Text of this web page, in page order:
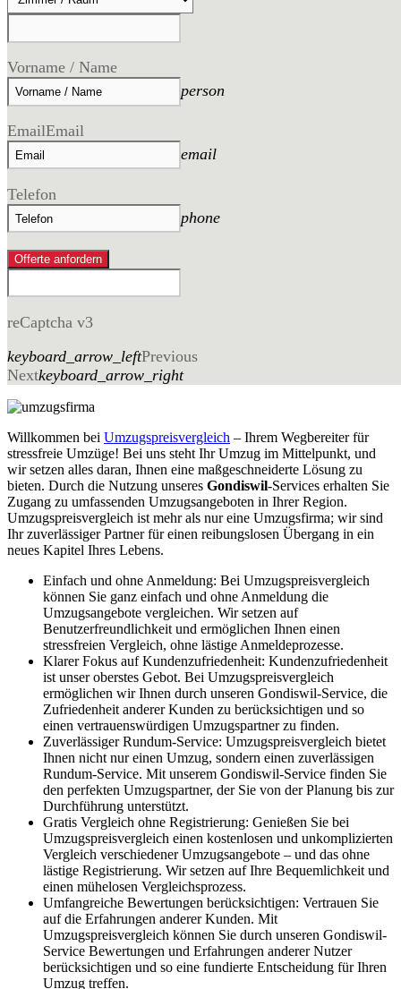
Vorname / Name
person
EmailEmail
email
Telefon
phone
Offerte anfordern
reCaptcha v3
keyboard_arrow_leftPrevious
Nextkeyboard_arrow_right
Willkommen bei Umzugspreisvergleich – Ihrem Wegbereiter für
stressfreie Umzüge! Bei uns steht Ihr Umzug im Mittelpunkt, und
wir setzen alles daran, Ihnen eine maßgeschneiderte Lösung zu
bieten. Durch die Nutzung unseres Gondiswil-Services erhalten Sie
Zugang zu umfassenden Umzugsangeboten in Ihrer Region.
Umzugspreisvergleich ist mehr als nur eine Umzugsfirma; wir sind
Ihr zuverlässiger Partner für einen reibungslosen Übergang in ein
neues Kapitel Ihres Lebens.
Einfach und ohne Anmeldung: Bei Umzugspreisvergleich
können Sie ganz einfach und ohne Anmeldung die
Umzugsangebote vergleichen. Wir setzen auf
Benutzerfreundlichkeit und ermöglichen Ihnen einen
stressfreien Vergleich, ohne lästige Anmeldeprozesse.
Klarer Fokus auf Kundenzufriedenheit: Kundenzufriedenheit
ist unser oberstes Gebot. Bei Umzugspreisvergleich
ermöglichen wir Ihnen durch unseren Gondiswil-Service, die
Zufriedenheit anderer Kunden zu berücksichtigen und so
einen vertrauenswürdigen Umzugspartner zu finden.
Zuverlässiger Rundum-Service: Umzugspreisvergleich bietet
Ihnen nicht nur einen Umzug, sondern einen zuverlässigen
Rundum-Service. Mit unserem Gondiswil-Service finden Sie
den perfekten Umzugspartner, der Sie von der Planung bis zur
Durchführung unterstützt.
Gratis Vergleich ohne Registrierung: Genießen Sie bei
Umzugspreisvergleich einen kostenlosen und unkomplizierten
Vergleich verschiedener Umzugsangebote – und das ohne
lästige Registrierung. Wir setzen auf Ihre Bequemlichkeit und
einen mühelosen Vergleichsprozess.
Umfangreiche Bewertungen berücksichtigen: Vertrauen Sie
auf die Erfahrungen anderer Kunden. Mit
Umzugspreisvergleich können Sie durch unseren Gondiswil-
Service Bewertungen und Erfahrungen anderer Nutzer
berücksichtigen und so eine fundierte Entscheidung für Ihren
Umzug treffen.